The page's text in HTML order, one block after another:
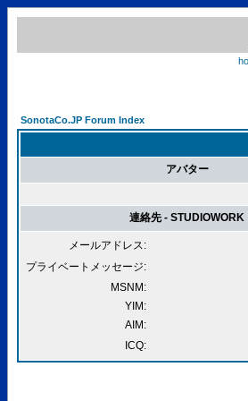
SonotaCo.JP Forum Index
アバター
連絡先 - STUDIOWORK
メールアドレス:
プライベートメッセージ:
MSNM:
YIM:
AIM:
ICQ: